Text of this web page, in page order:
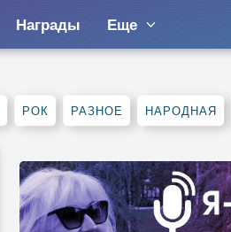
Награды Еще
РОК РАЗНОЕ НАРОДНАЯ